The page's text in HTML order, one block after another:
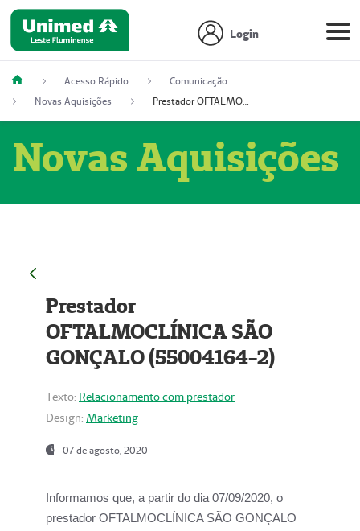
Login
Acesso Rápido
Comunicação
Novas Aquisições
Prestador OFTALMOCLÍNICA SÃO GONÇALO (55004164-2)
Novas Aquisições
Prestador
OFTALMOCLÍNICA SÃO
GONÇALO (55004164-2)
Texto: Relacionamento com prestador
Design: Marketing
07 de agosto, 2020
Informamos que, a partir do dia07/09/2020, o
prestador OFTALMOCLÍNICA SÃO GONÇALO